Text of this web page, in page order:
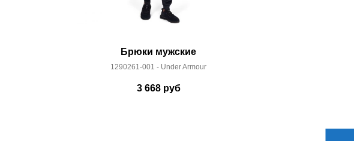
Брюки мужские
1290261-001 - Under Armour
3 668руб